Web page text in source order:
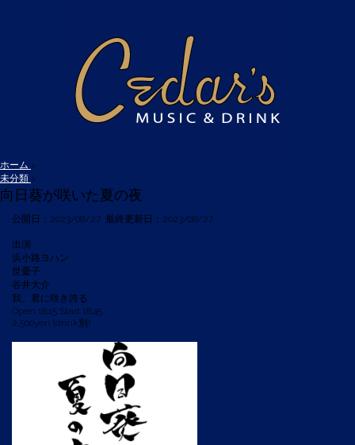
ホーム >
未分類 >
向日葵が咲いた夏の夜
公開日： 2023/08/27 最終更新日：2023/08/27
出演:
浜小路ヨハン
世憂子
谷井大介
我、君に咲き誇る
Open 18:15 Start 18:45
2,500yen (drink別)